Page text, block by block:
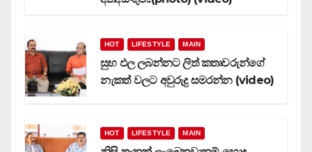
HOT LIFESTYLE MAIN
සුභ ඵල ලබන්නට ලිත් කතෘවරුන්ගේ
නැකත් වලට අවුරුදු සමරන්න (video)
HOT LIFESTYLE MAIN